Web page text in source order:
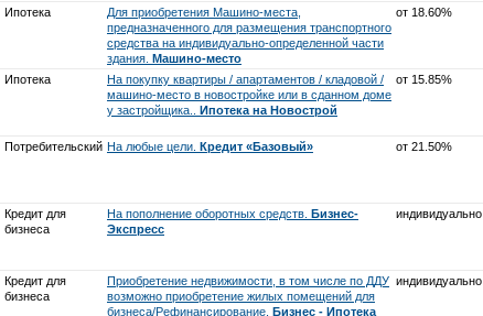
Ипотека
Для приобретения Машино-места,
предназначенного для размещения транспортного
средства на индивидуально-определенной части
здания. Машино-место
от 18.60%
Ипотека
На покупку квартиры / апартаментов / кладовой /
машино-место в новостройке или в сданном доме
у застройщика.. Ипотека на Новострой
от 15.85%
Потребительский На любые цели. Кредит «Базовый» от 21.50%
Кредит для
бизнеса
На пополнение оборотных средств. Бизнес-
Экспресс
индивидуально
Кредит для
бизнеса
Приобретение недвижимости, в том числе по ДДУ
возможно приобретение жилых помещений для
бизнеса/Рефинансирование. Бизнес - Ипотека
индивидуально